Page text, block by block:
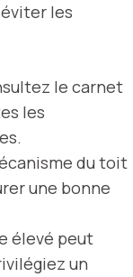
les
le carnet
les
du toit
une bonne
élevé peut
un